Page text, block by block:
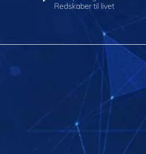
Redskaber til livet